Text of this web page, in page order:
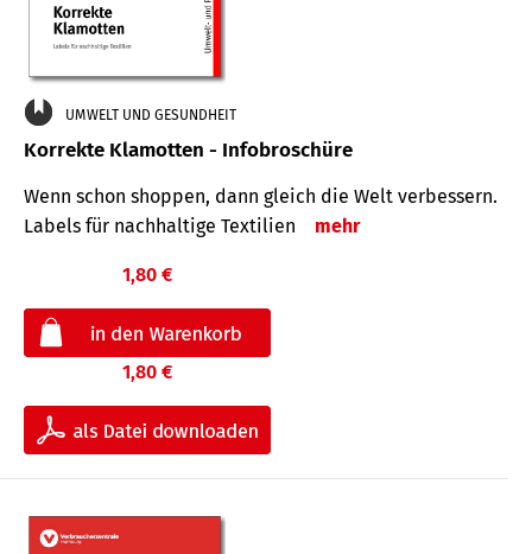
UMWELT UND GESUNDHEIT
Korrekte Klamotten - Infobroschüre
Wenn schon shoppen, dann gleich die Welt verbessern.
Labels für nachhaltige Textilien
mehr
1,80 €
1,80 €